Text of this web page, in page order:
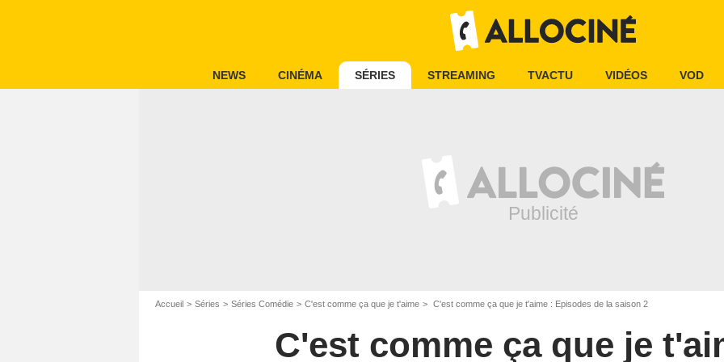
NEWS CINÉMA SÉRIES STREAMING TVACTU VIDÉOS VOD
Accueil Séries Séries Comédie C'est comme ça que je t'aime C'est comme ça que je t'aime : Episodes de la saison 2
C'est comme ça que je